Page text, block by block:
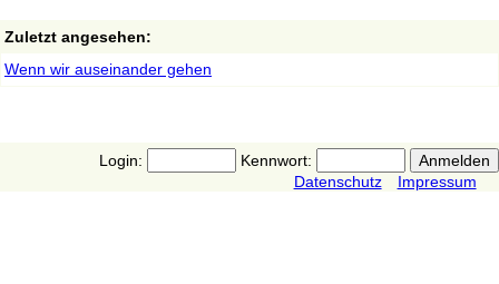
Zuletzt angesehen:
Wenn wir auseinander gehen
Login:
Kennwort:
Datenschutz
Impressum